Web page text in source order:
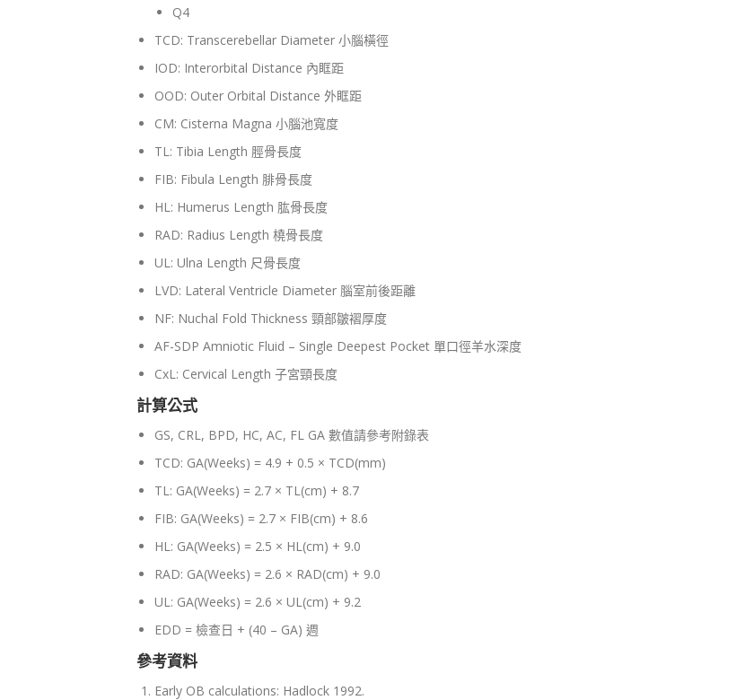
Q4
TCD: Transcerebellar Diameter 小腦橫徑
IOD: Interorbital Distance 內眶距
OOD: Outer Orbital Distance 外眶距
CM: Cisterna Magna 小腦池寬度
TL: Tibia Length 脛骨長度
FIB: Fibula Length 腓骨長度
HL: Humerus Length 肱骨長度
RAD: Radius Length 橈骨長度
UL: Ulna Length 尺骨長度
LVD: Lateral Ventricle Diameter 腦室前後距離
NF: Nuchal Fold Thickness 頸部皺褶厚度
AF-SDP Amniotic Fluid – Single Deepest Pocket 單口徑羊水深度
CxL: Cervical Length 子宮頸長度
計算公式
GS, CRL, BPD, HC, AC, FL GA 數值請參考附錄表
TCD: GA(Weeks) = 4.9 + 0.5 × TCD(mm)
TL: GA(Weeks) = 2.7 × TL(cm) + 8.7
FIB: GA(Weeks) = 2.7 × FIB(cm) + 8.6
HL: GA(Weeks) = 2.5 × HL(cm) + 9.0
RAD: GA(Weeks) = 2.6 × RAD(cm) + 9.0
UL: GA(Weeks) = 2.6 × UL(cm) + 9.2
EDD = 檢查日 + (40 – GA) 週
參考資料
Early OB calculations: Hadlock 1992.